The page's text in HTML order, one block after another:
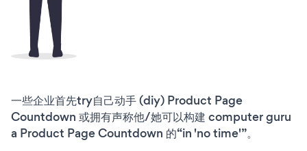
一些企业首先try自己动手 (diy) Product Page
Countdown 或拥有声称他/她可以构建 computer guru
a Product Page Countdown 的“in 'no time'”。